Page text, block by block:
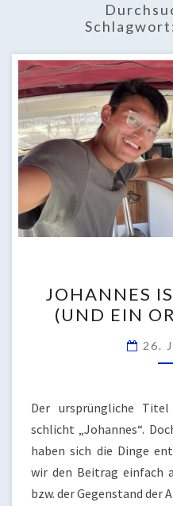
JOHANNES
(UND EIN
26.
Der ursprüngliche
schlicht „Johannes“.
haben sich die Dinge
wir den Beitrag einfach
bzw. der Gegenstand der